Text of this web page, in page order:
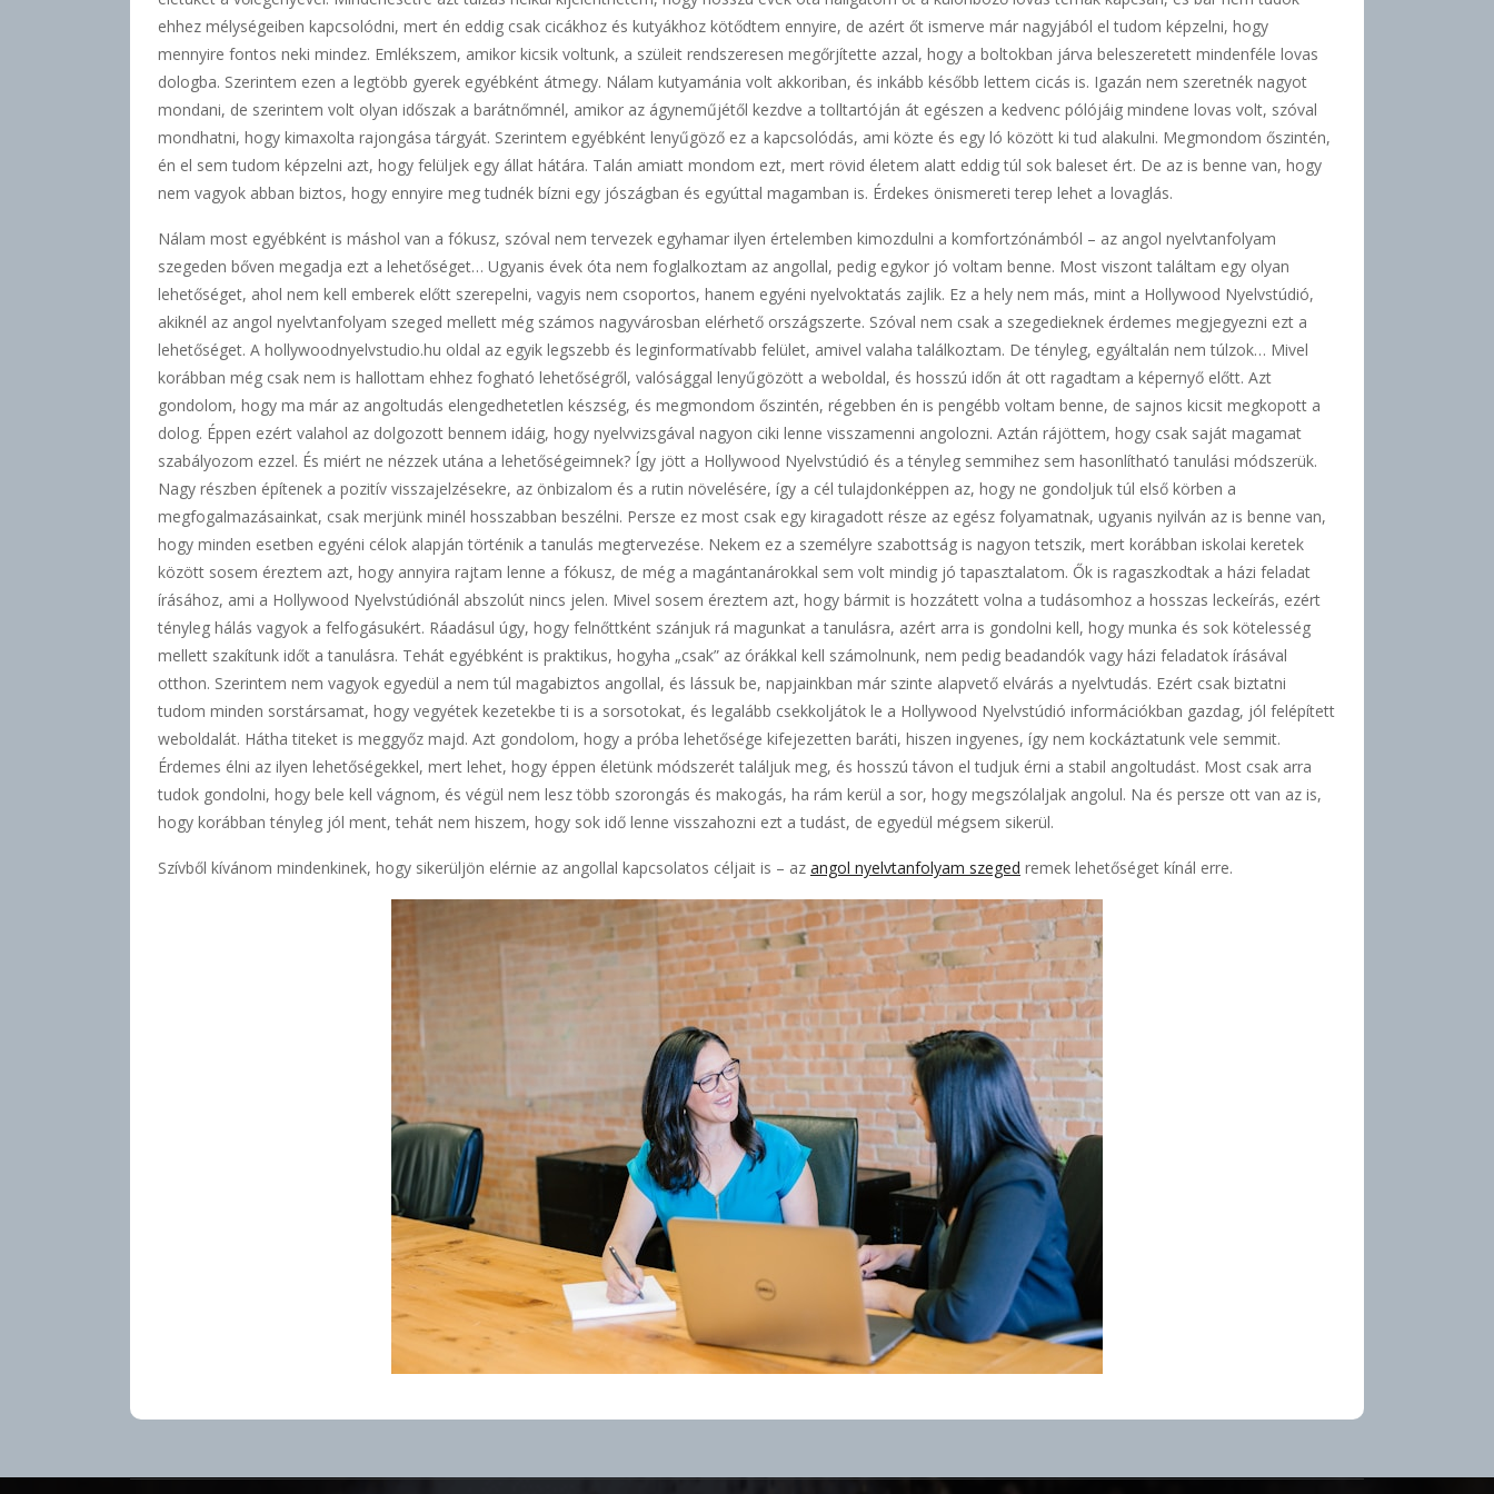
ehhez mélységeiben kapcsolódni, mert én eddig csak cicákhoz és kutyákhoz kötődtem ennyire, de azért őt ismerve már nagyjából el tudom képzelni, hogy
mennyire fontos neki mindez. Emlékszem, amikor kicsik voltunk, a szüleit rendszeresen megőrjítette azzal, hogy a boltokban járva beleszeretett mindenféle lovas
dologba. Szerintem ezen a legtöbb gyerek egyébként átmegy. Nálam kutyamánia volt akkoriban, és inkább később lettem cicás is. Igazán nem szeretnék nagyot
mondani, de szerintem volt olyan időszak a barátnőmnél, amikor az ágyneműjétől kezdve a tolltartóján át egészen a kedvenc pólójáig mindene lovas volt, szóval
mondhatni, hogy kimaxolta rajongása tárgyát. Szerintem egyébként lenyűgöző ez a kapcsolódás, ami közte és egy ló között ki tud alakulni. Megmondom őszintén,
én el sem tudom képzelni azt, hogy felüljek egy állat hátára. Talán amiatt mondom ezt, mert rövid életem alatt eddig túl sok baleset ért. De az is benne van, hogy
nem vagyok abban biztos, hogy ennyire meg tudnék bízni egy jószágban és egyúttal magamban is. Érdekes önismereti terep lehet a lovaglás.
Nálam most egyébként is máshol van a fókusz, szóval nem tervezek egyhamar ilyen értelemben kimozdulni a komfortzónámból – az angol nyelvtanfolyam
szegeden bőven megadja ezt a lehetőséget… Ugyanis évek óta nem foglalkoztam az angollal, pedig egykor jó voltam benne. Most viszont találtam egy olyan
lehetőséget, ahol nem kell emberek előtt szerepelni, vagyis nem csoportos, hanem egyéni nyelvoktatás zajlik. Ez a hely nem más, mint a Hollywood Nyelvstúdió,
akiknél az angol nyelvtanfolyam szeged mellett még számos nagyvárosban elérhető országszerte. Szóval nem csak a szegedieknek érdemes megjegyezni ezt a
lehetőséget. A hollywoodnyelvstudio.hu oldal az egyik legszebb és leginformatívabb felület, amivel valaha találkoztam. De tényleg, egyáltalán nem túlzok… Mivel
korábban még csak nem is hallottam ehhez fogható lehetőségről, valósággal lenyűgözött a weboldal, és hosszú időn át ott ragadtam a képernyő előtt. Azt
gondolom, hogy ma már az angoltudás elengedhetetlen készség, és megmondom őszintén, régebben én is pengébb voltam benne, de sajnos kicsit megkopott a
dolog. Éppen ezért valahol az dolgozott bennem idáig, hogy nyelvvizsgával nagyon ciki lenne visszamenni angolozni. Aztán rájöttem, hogy csak saját magamat
szabályozom ezzel. És miért ne nézzek utána a lehetőségeimnek? Így jött a Hollywood Nyelvstúdió és a tényleg semmihez sem hasonlítható tanulási módszerük.
Nagy részben építenek a pozitív visszajelzésekre, az önbizalom és a rutin növelésére, így a cél tulajdonképpen az, hogy ne gondoljuk túl első körben a
megfogalmazásainkat, csak merjünk minél hosszabban beszélni. Persze ez most csak egy kiragadott része az egész folyamatnak, ugyanis nyilván az is benne van,
hogy minden esetben egyéni célok alapján történik a tanulás megtervezése. Nekem ez a személyre szabottság is nagyon tetszik, mert korábban iskolai keretek
között sosem éreztem azt, hogy annyira rajtam lenne a fókusz, de még a magántanárokkal sem volt mindig jó tapasztalatom. Ők is ragaszkodtak a házi feladat
írásához, ami a Hollywood Nyelvstúdiónál abszolút nincs jelen. Mivel sosem éreztem azt, hogy bármit is hozzátett volna a tudásomhoz a hosszas leckeírás, ezért
tényleg hálás vagyok a felfogásukért. Ráadásul úgy, hogy felnőttként szánjuk rá magunkat a tanulásra, azért arra is gondolni kell, hogy munka és sok kötelesség
mellett szakítunk időt a tanulásra. Tehát egyébként is praktikus, hogyha „csak” az órákkal kell számolnunk, nem pedig beadandók vagy házi feladatok írásával
otthon. Szerintem nem vagyok egyedül a nem túl magabiztos angollal, és lássuk be, napjainkban már szinte alapvető elvárás a nyelvtudás. Ezért csak biztatni
tudom minden sorstársamat, hogy vegyétek kezetekbe ti is a sorsotokat, és legalább csekkoljátok le a Hollywood Nyelvstúdió információkban gazdag, jól felépített
weboldalát. Hátha titeket is meggyőz majd. Azt gondolom, hogy a próba lehetősége kifejezetten baráti, hiszen ingyenes, így nem kockáztatunk vele semmit.
Érdemes élni az ilyen lehetőségekkel, mert lehet, hogy éppen életünk módszerét találjuk meg, és hosszú távon el tudjuk érni a stabil angoltudást. Most csak arra
tudok gondolni, hogy bele kell vágnom, és végül nem lesz több szorongás és makogás, ha rám kerül a sor, hogy megszólaljak angolul. Na és persze ott van az is,
hogy korábban tényleg jól ment, tehát nem hiszem, hogy sok idő lenne visszahozni ezt a tudást, de egyedül mégsem sikerül.
Szívből kívánom mindenkinek, hogy sikerüljön elérnie az angollal kapcsolatos céljait is – az angol nyelvtanfolyam szeged remek lehetőséget kínál erre.